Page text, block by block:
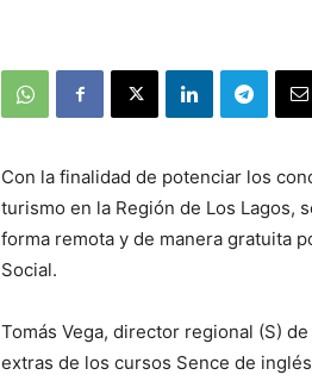
Con la finalidad de potenciar los
turismo en la Región de Los Lagos,
forma remota y de manera gratuita
Social.
Tomás Vega, director regional (S)
extras de los cursos Sence de